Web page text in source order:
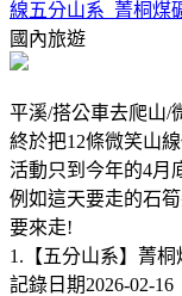
線五分山系_菁桐煤
國內旅遊
平溪/搭公車去爬山/
終於把12條微笑山
活動只到今年的4月
例如這天要走的石
要來走!
1.【五分山系】菁桐
記錄日期2026-02-16